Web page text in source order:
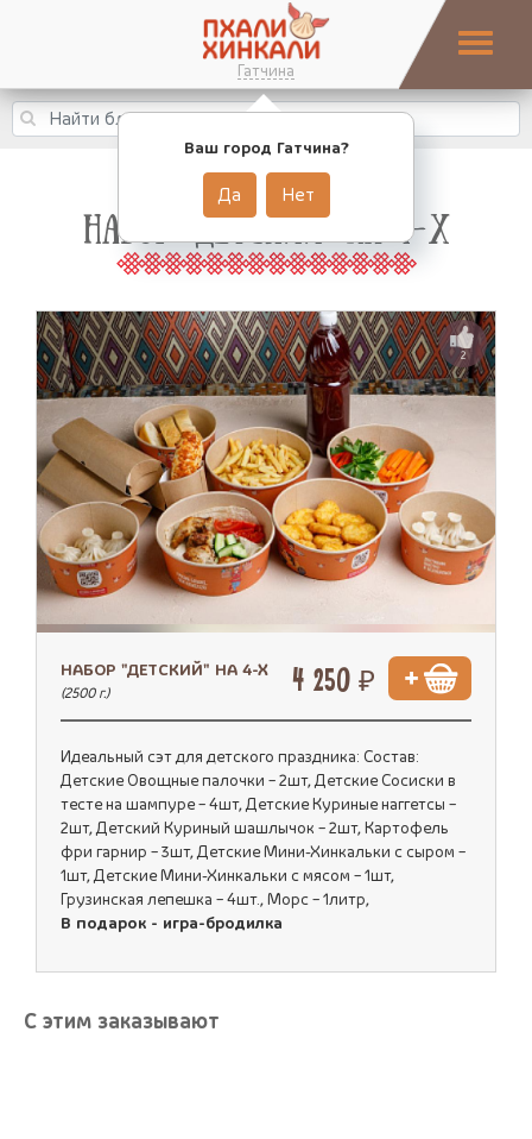
Гатчина
Ваш город Гатчина?
Да Нет
НАБОР "ДЕТСКИЙ" НА 4-Х
2
НАБОР "ДЕТСКИЙ" НА 4-Х
(2500 г.) 4 250 ₽
Идеальный сэт для детского праздника: Состав:
Детские Овощные палочки – 2шт, Детские Сосиски в
тесте на шампуре – 4шт, Детские Куриные наггетсы –
2шт, Детский Куриный шашлычок – 2шт, Картофель
фри гарнир – 3шт, Детские Мини-Хинкальки с сыром –
1шт, Детские Мини-Хинкальки с мясом – 1шт,
Грузинская лепешка – 4шт., Морс – 1литр,
В подарок - игра-бродилка
С этим заказывают